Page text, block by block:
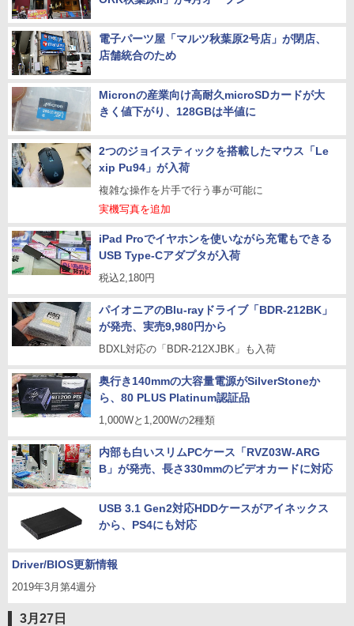
電子パーツ屋「マルツ秋葉原2号店」が閉店、
店舗統合のため
Micronの産業向け高耐久microSDカードが大
きく値下がり、128GBは半値に
2つのジョイスティックを搭載したマウス「Le
xip Pu94」が入荷
複雑な操作を片手で行う事が可能に
実機写真を追加
iPad Proでイヤホンを使いながら充電もできる
USB Type-Cアダプタが入荷
税込2,180円
パイオニアのBlu-rayドライブ「BDR-212BK」
が発売、実売9,980円から
BDXL対応の「BDR-212XJBK」も入荷
奥行き140mmの大容量電源がSilverStoneか
ら、80 PLUS Platinum認証品
1,000Wと1,200Wの2種類
内部も白いスリムPCケース「RVZ03W-ARG
B」が発売、長さ330mmのビデオカードに対応
USB 3.1 Gen2対応HDDケースがアイネックス
から、PS4にも対応
Driver/BIOS更新情報
2019年3月第4週分
3月27日